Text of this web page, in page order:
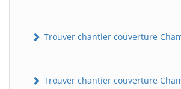
Trouver chantier couverture
Trouver chantier couverture